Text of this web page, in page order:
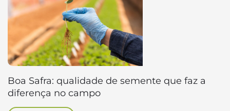
Boa Safra: qualidade de semente que faz a
diferença no campo